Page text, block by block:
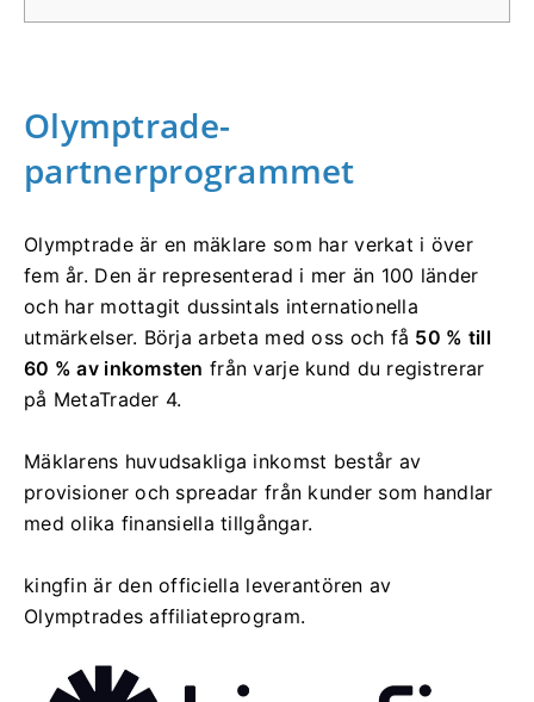
Olymptrade-
partnerprogrammet
Olymptrade är en mäklare som har verkat i över
fem år. Den är representerad i mer än 100 länder
och har mottagit dussintals internationella
utmärkelser. Börja arbeta med oss ​​och få 50 % till
60 % av inkomsten från varje kund du registrerar
på MetaTrader 4.
Mäklarens huvudsakliga inkomst består av
provisioner och spreadar från kunder som handlar
med olika finansiella tillgångar.
kingfin är den officiella leverantören av
Olymptrades affiliateprogram.